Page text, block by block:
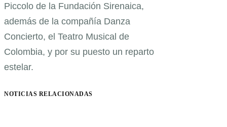
Piccolo de la Fundación Sirenaica,
además de la compañía Danza
Concierto, el Teatro Musical de
Colombia, y por su puesto un reparto
estelar.
NOTICIAS RELACIONADAS